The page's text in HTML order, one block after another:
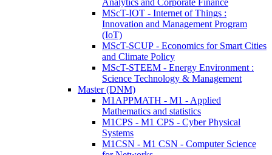
Analytics and Corporate Finance
MScT-IOT - Internet of Things :
Innovation and Management Program
(IoT)
MScT-SCUP - Economics for Smart Cities
and Climate Policy
MScT-STEEM - Energy Environment :
Science Technology & Management
Master (DNM)
M1APPMATH - M1 - Applied
Mathematics and statistics
M1CPS - M1 CPS - Cyber Physical
Systems
M1CSN - M1 CSN - Computer Science